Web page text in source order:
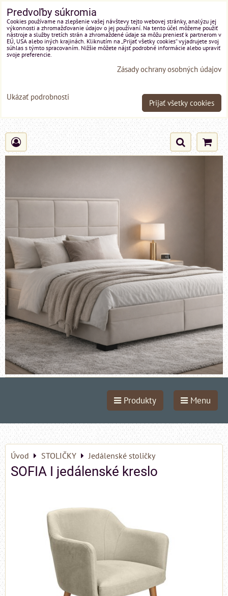
Produkty Menu
Úvod STOLIČKY Jedálenské stoličky
SOFIA I jedálenské kreslo
Predvoľby súkromia
Cookies používame na zlepšenie vašej návštevy tejto webovej stránky, analýzu jej
výkonnosti a zhromažďovanie údajov o jej používaní. Na tento účel môžeme použiť
nástroje a služby tretích strán a zhromaždené údaje sa môžu preniesť k partnerom v
EÚ, USA alebo iných krajinách. Kliknutím na „Prijať všetky cookies“ vyjadrujete svoj
súhlas s týmto spracovaním. Nižšie môžete nájsť podrobné informácie alebo upraviť
svoje preferencie.
Zásady ochrany osobných údajov
Ukázať podrobnosti
Prijať všetky cookies